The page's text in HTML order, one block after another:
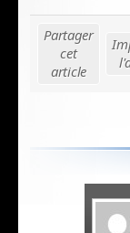
Partager
cet
article